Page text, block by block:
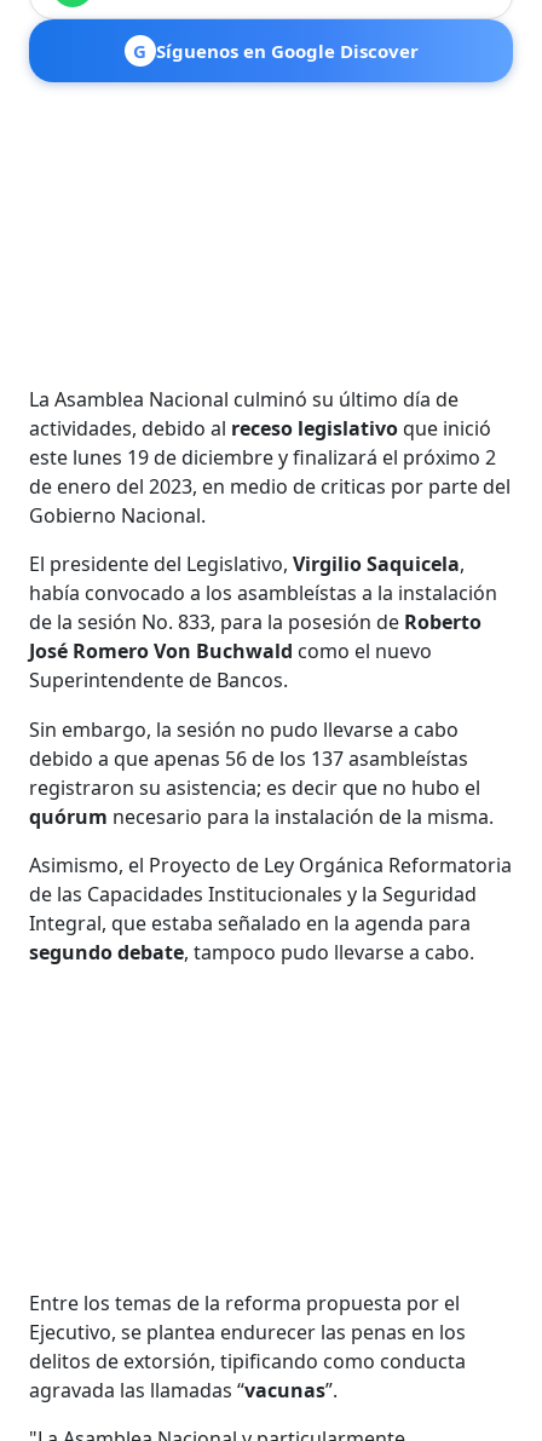
G Síguenos en Google Discover
La Asamblea Nacional culminó su último día de
actividades, debido al receso legislativoque inició
este lunes 19 de diciembre y finalizará el próximo 2
de enero del 2023, en medio de criticas por parte del
Gobierno Nacional.
El presidente del Legislativo,Virgilio Saquicela,
había convocado a los asambleístas a la instalación
de la sesión No. 833, para la posesión de Roberto
José Romero Von Buchwald como el nuevo
Superintendente de Bancos.
Sin embargo, la sesión no pudo llevarse a cabo
debido a que apenas 56 de los 137 asambleístas
registraron su asistencia; es decir que no hubo el
quórum necesario para la instalación de la misma.
Asimismo, el Proyecto de Ley Orgánica Reformatoria
de las Capacidades Institucionales y la Seguridad
Integral, que estaba señalado en la agenda para
segundo debate, tampoco pudo llevarse a cabo.
Entre los temas de la reforma propuesta por el
Ejecutivo, se plantea endurecer las penas en los
delitos de extorsión, tipificando como conducta
agravada las llamadas “vacunas”.